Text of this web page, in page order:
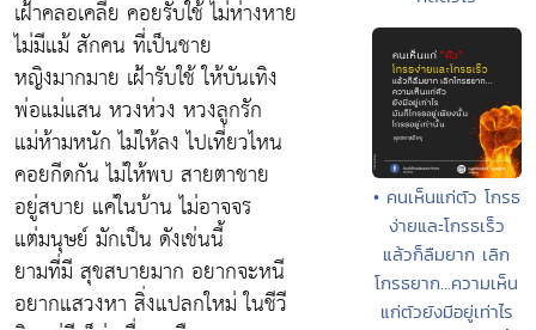
เฝ้าคลอเคลีย คอยรับใช้ ไม่ห่างหาย
ไม่มีแม้ สักคน ที่เป็นชาย
หญิงมากมาย เฝ้ารับใช้ ให้บันเทิง
พ่อแม่แสน หวงห่วง หวงลูกรัก
แม่ห้ามหนัก ไม่ให้ลง ไปเที่ยวไหน
คอยกีดกัน ไม่ให้พบ สายตาชาย
อยู่สบาย แค่ในบ้าน ไม่อาจจร
แต่มนุษย์ มักเป็น ดังเช่นนี้
ยามที่มี สุขสบายมาก อยากจะหนี
อยากแสวงหา สิ่งแปลกใหม่ ในชีวี
• คนเห็นแก่ตัว โกรธ
ง่ายและโกรธเร็ว
แล้วก็ลืมยาก เลิก
โกรธยาก...ความเห็น
แก่ตัวยังมีอยู่เท่าไร